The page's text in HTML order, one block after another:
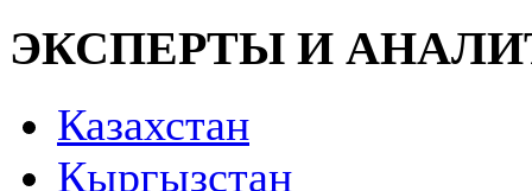
ЭКСПЕРТЫ И
Казахстан
Кыргызстан